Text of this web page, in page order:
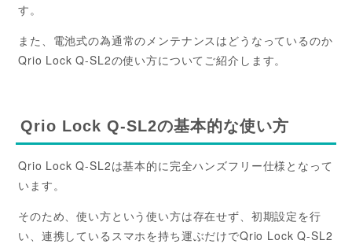
す。
また、電池式の為通常のメンテナンスはどうなっているのか
Qrio Lock Q-SL2の使い方についてご紹介します。
Qrio Lock Q-SL2の基本的な使い方
Qrio Lock Q-SL2は基本的に完全ハンズフリー仕様となって
います。
そのため、使い方という使い方は存在せず、初期設定を行
い、連携しているスマホを持ち運ぶだけでQrio Lock Q-SL2